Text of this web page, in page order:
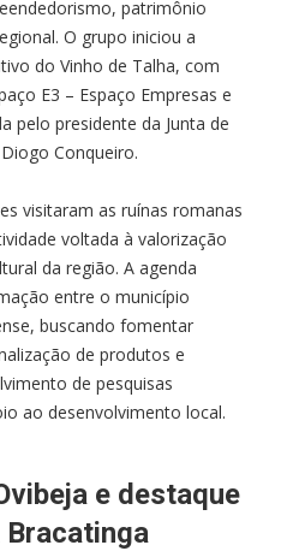
patrimônio
O grupo iniciou a
do Vinho de Talha, com
E3 – Espaço Empresas e
pelo presidente da Junta de
Conqueiro.
visitaram as ruínas romanas
voltada à valorização
da região. A agenda
entre o município
buscando fomentar
de produtos e
de pesquisas
ao desenvolvimento local.
e destaque